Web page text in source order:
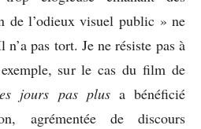
de l’odieux visuel public » ne
pas tort. Je ne résiste pas à
sur le cas du film de
jours pas plusa bénéficié
agrémentée de discours